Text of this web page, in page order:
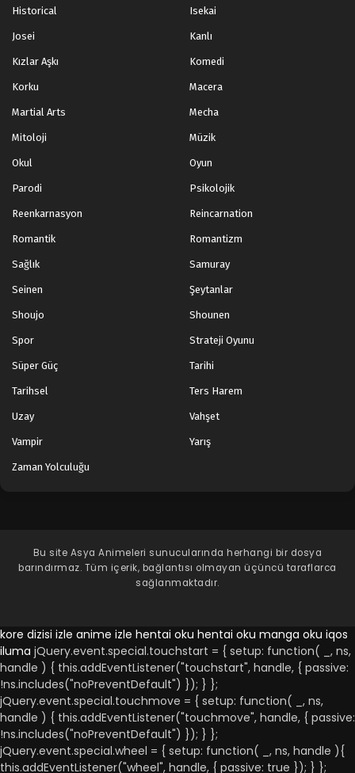
Historical Isekai
Josei Kanlı
Kızlar Aşkı Komedi
Korku Macera
Martial Arts Mecha
Mitoloji Müzik
Okul Oyun
Parodi Psikolojik
Reenkarnasyon Reincarnation
Romantik Romantizm
Sağlık Samuray
Seinen Şeytanlar
Shoujo Shounen
Spor Strateji Oyunu
Süper Güç Tarihi
Tarihsel Ters Harem
Uzay Vahşet
Vampir Yarış
Zaman Yolculuğu
Bu site Asya Animeleri sunucularında herhangi bir dosya
barındırmaz. Tüm içerik, bağlantısı olmayan üçüncü taraflarca
sağlanmaktadır.
kore dizisi izle anime izle hentai oku hentai oku manga oku iqos
iluma jQuery.event.special.touchstart = { setup: function( _, ns,
handle ) { this.addEventListener("touchstart", handle, { passive:
!ns.includes("noPreventDefault") }); } };
jQuery.event.special.touchmove = { setup: function( _, ns,
handle ) { this.addEventListener("touchmove", handle, { passive:
!ns.includes("noPreventDefault") }); } };
jQuery.event.special.wheel = { setup: function( _, ns, handle ){
this.addEventListener("wheel", handle, { passive: true }); } };